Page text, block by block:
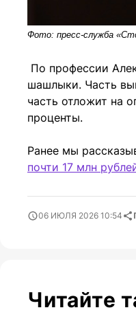
Фото: пресс-служба
По профессии
шашлыки. Часть
часть отложит на
проценты.
Ранее мы
почти 17 млн
06 ИЮЛЯ 2026 10:54
Читайте